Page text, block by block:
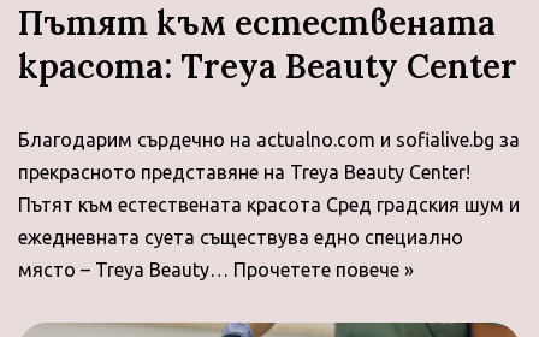
Пътят към естествената
красота: Treya Beauty Center
Благодарим сърдечно на actualno.com и sofialive.bg за
прекрасното представяне на Treya Beauty Center!
Пътят към естествената красота Сред градския шум и
ежедневната суета съществува едно специално
място – Treya Beauty… Прочетете повече »